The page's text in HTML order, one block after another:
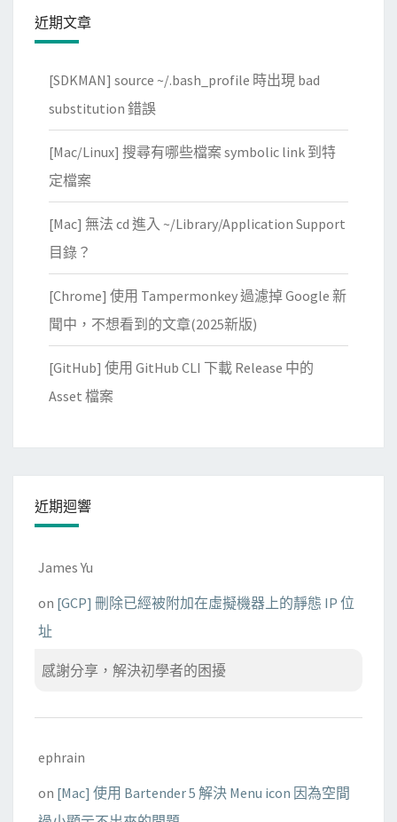
近期文章
[SDKMAN] source ~/.bash_profile 時出現 bad
substitution 錯誤
[Mac/Linux] 搜尋有哪些檔案 symbolic link 到特
定檔案
[Mac] 無法 cd 進入 ~/Library/Application Support
目錄？
[Chrome] 使用 Tampermonkey 過濾掉 Google 新
聞中，不想看到的文章(2025新版)
[GitHub] 使用 GitHub CLI 下載 Release 中的
Asset 檔案
近期迴響
James Yu
on [GCP] 刪除已經被附加在虛擬機器上的靜態 IP 位
址
感謝分享，解決初學者的困擾
ephrain
on [Mac] 使用 Bartender 5 解決 Menu icon 因為空間